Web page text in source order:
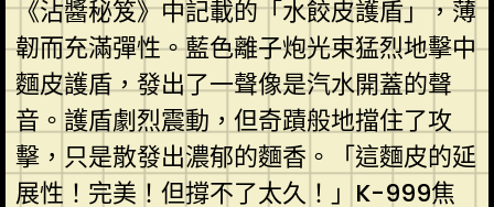
《沾醬秘笈》中記載的「水餃皮護盾」，薄
韌而充滿彈性。藍色離子炮光束猛烈地擊中
麵皮護盾，發出了一聲像是汽水開蓋的聲
音。護盾劇烈震動，但奇蹟般地擋住了攻
擊，只是散發出濃郁的麵香。「這麵皮的延
展性！完美！但撐不了太久！」K-999焦